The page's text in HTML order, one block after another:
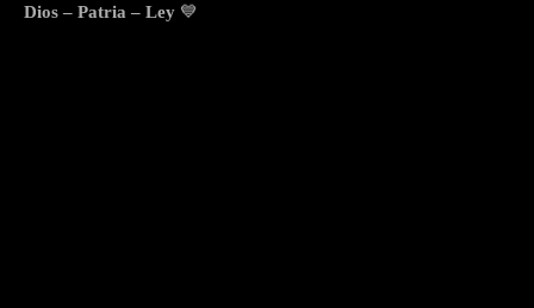
Dios – Patria – Ley 💙